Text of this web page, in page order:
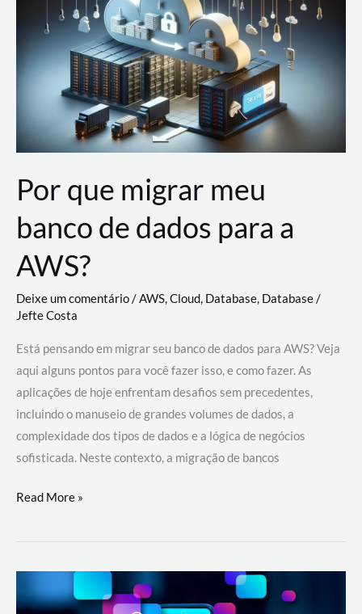
AWS
Por que migrar meu
banco de dados para a
AWS?
Deixe um comentário/AWS,Cloud, Database, Database/
Jefte Costa
Está pensando em migrar seu banco de dados para AWS? Veja
aqui alguns pontos para você fazer isso, e como fazer. As
aplicações de hoje enfrentam desafios sem precedentes,
incluindo o manuseio de grandes volumes de dados, a
complexidade dos tipos de dados e a lógica de negócios
sofisticada. Neste contexto, a migração de bancos
Por
migrar
de
Read More »